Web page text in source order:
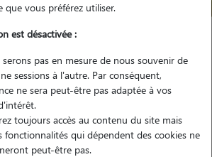
d'accueil à Montauroux
(83440)
que vous préférez utiliser.
est désactivée :
serons pas en mesure de nous souvenir de
sessions à l'autre. Par conséquent,
ne sera peut-être pas adaptée à vos
toujours accès au contenu du site mais
fonctionnalités qui dépendent des cookies ne
peut-être pas.